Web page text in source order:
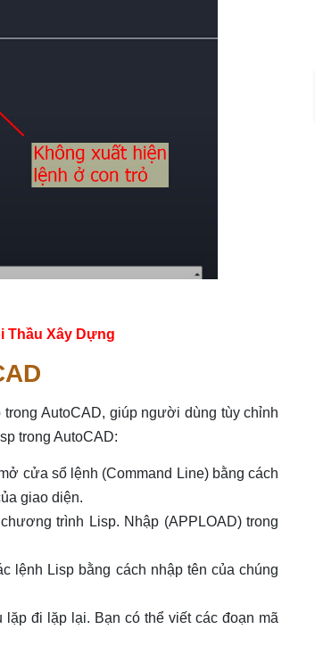
Thầu Xây Dựng
AutoCAD, giúp người dùng tùy chỉnh
trong AutoCAD:
cửa sổ lệnh (Command Line) bằng cách
giao diện.
trình Lisp. Nhập (APPLOAD) trong
lệnh Lisp bằng cách nhập tên của chúng
đi lặp lại. Bạn có thể viết các đoạn mã